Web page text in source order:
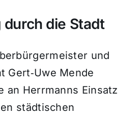
die Stadt
und
Gert‑Uwe Mende
an Herrmanns Einsatz
städtischen